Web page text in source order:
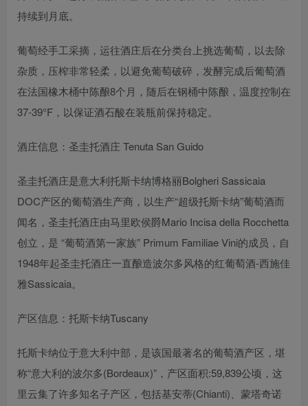
持续到月底。
葡萄经手工采摘，运往酒庄后在分类台上挑选葡萄，以去除
杂质，压榨非常轻柔，以避免葡萄破碎，发酵完成后葡萄酒
在法国橡木桶中陈酿8个月，随后在钢桶中陈酿，温度控制在
37-39°F，以保证酒石酸在装瓶前保持稳定。
酒庄信息：圣圭托酒庄 Tenuta San Guido
圣圭托酒庄是意大利托斯卡纳博格丽Bolgheri Sassicaia
DOC产区的葡萄酒生产商，以生产“超级托斯卡纳”葡萄酒而
闻名，圣圭托酒庄由马里欧侯爵Mario Incisa della Rocchetta
创立，是 “葡萄酒第一家族” Primum Familiae Vini的成员，自
1948年起圣圭托酒庄一直酿造波尔多风格的红葡萄酒-西施佳
雅Sassicaia。
产区信息：托斯卡纳Tuscany
托斯卡纳位于意大利中部，是该国最著名的葡萄酒产区，堪
称“意大利的波尔多(Bordeaux)”，产区面积:59,839公顷，这
里云集了许多知名子产区，包括基安蒂(Chianti)、蒙塔奇诺